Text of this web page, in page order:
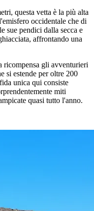
questa vetta è la più alta
occidentale che di
sue pendici dalla secca e
affrontando una
ricompensa gli avventurieri
si estende per oltre 200
unica qui consiste
miti
quasi tutto l'anno.